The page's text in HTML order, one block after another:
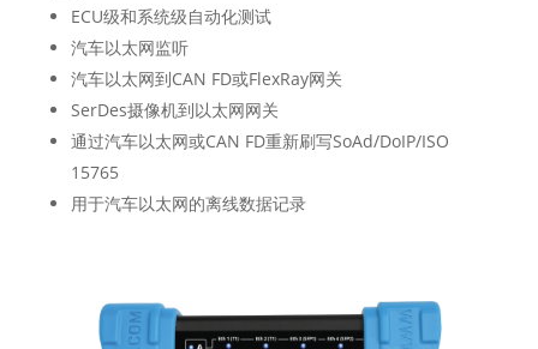
ECU级和系统级自动化测试
汽车以太网监听
汽车以太网到CAN FD或FlexRay网关
SerDes摄像机到以太网网关
通过汽车以太网或CAN FD重新刷写SoAd/DoIP/ISO
15765
用于汽车以太网的离线数据记录